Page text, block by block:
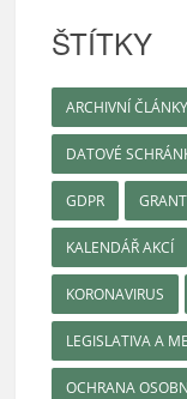
ŠTÍTKY
ARCHIVNÍ
DATOVÉ
GDPR
KALENDÁŘ AKCÍ
KORONAVIRUS
LEGISLATIVA A
OCHRANA